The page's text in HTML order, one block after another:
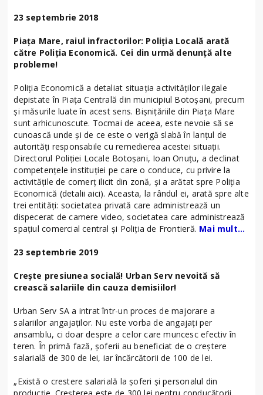
23 septembrie 2018
Piața Mare, raiul infractorilor: Poliția Locală arată
către Poliția Economică. Cei din urmă denunță alte
probleme!
Poliția Economică a detaliat situația activităților ilegale
depistate în Piața Centrală din municipiul Botoșani, precum
și măsurile luate în acest sens. Bișnițăriile din Piața Mare
sunt arhicunoscute. Tocmai de aceea, este nevoie să se
cunoască unde și de ce este o verigă slabă în lanțul de
autorități responsabile cu remedierea acestei situații.
Directorul Poliției Locale Botoșani, Ioan Onuțu, a declinat
competențele instituției pe care o conduce, cu privire la
activitățile de comerț ilicit din zonă, și a arătat spre Poliția
Economică (detalii aici). Aceasta, la rândul ei, arată spre alte
trei entități: societatea privată care administrează un
dispecerat de camere video, societatea care administrează
spațiul comercial central și Poliția de Frontieră. Mai mult…
23 septembrie 2019
Crește presiunea socială! Urban Serv nevoită să
crească salariile din cauza demisiilor!
Urban Serv SA a intrat într-un proces de majorare a
salariilor angajaților. Nu este vorba de angajați per
ansamblu, ci doar despre a celor care muncesc efectiv în
teren. În primă fază, șoferii au beneficiat de o creștere
salarială de 300 de lei, iar încărcătorii de 100 de lei.
„Există o crestere salarială la șoferi și personalul din